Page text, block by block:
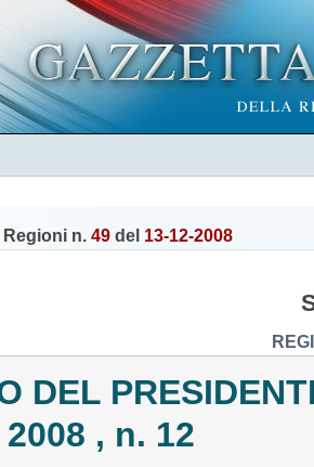
Regioni n. 49 del 13-12-2008
DEL
, n. 12